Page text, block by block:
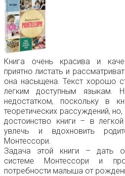
Книга очень красива и
приятно листать и
она насыщена. Текст хорошо
легким доступным языкам.
недостатком, поскольку в
теоретических рассуждений,
достоинство книги – в
увлечь и вдохновить
Монтессори.
Задача этой книги – дать
системе Монтессори и
потребности малыша от